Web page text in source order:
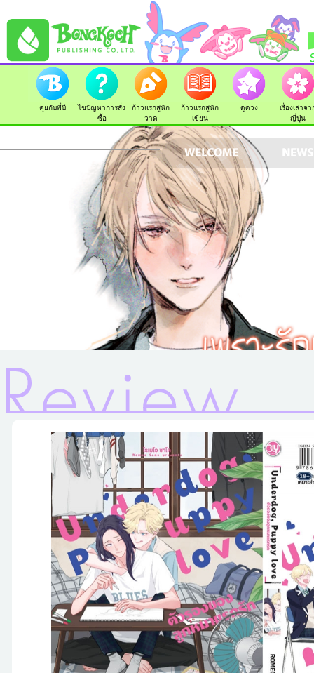
คุยกับพี่บี
ไขปัญหาการสั่ง
ซื้อ
ก้าวแรกสู่นัก
วาด
ก้าวแรกสู่นัก
เขียน
ดูดวง
เรื่องเล่าจา
ญี่ปุ่น